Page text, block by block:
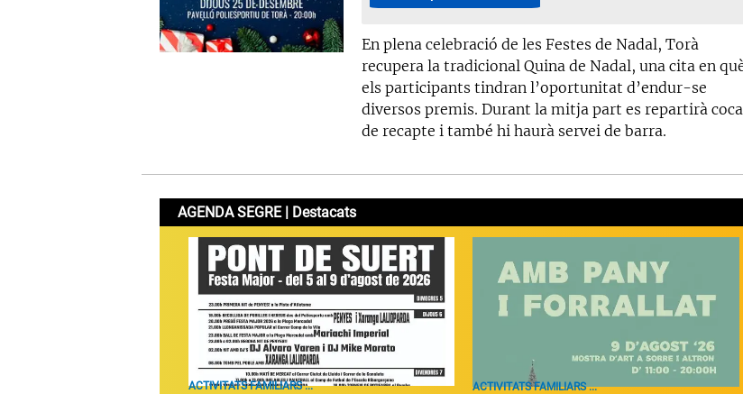
En plena celebració de les Festes de Nadal, Torà
recupera la tradicional Quina de Nadal, una cita en
els participants tindran l’oportunitat d’endur-se
diversos premis. Durant la mitja part es repartirà coca
de recapte i també hi haurà servei de barra.
AGENDA SEGRE | Destacats
ACTIVITATS FAMILIARS ... ACTIVITATS FAMILIARS ...